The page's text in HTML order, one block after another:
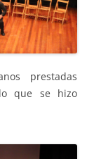
prestadas
que se hizo